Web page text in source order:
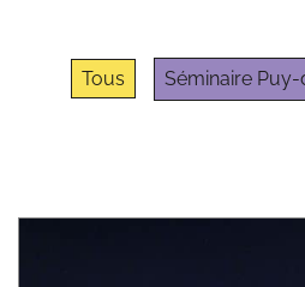
Tous Séminaire